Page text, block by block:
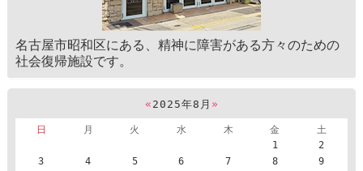
名古屋市昭和区にある、精神に障害がある方々のための
社会復帰施設です。
« 2025年8月 »
日 月 火 水 木 金
土
1
2
3
4 5 6 7 8
9